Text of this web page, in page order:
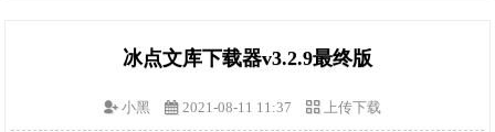
冰点文库下载器v3.2.9最终版
小黑 2021-08-11 11:37 上传下载